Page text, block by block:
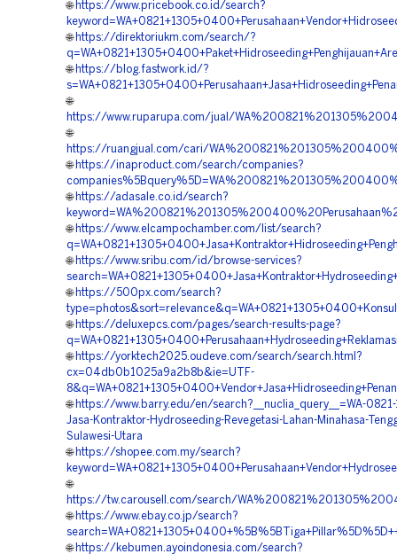
🌐 https://www.pricebook.co.id/search?
🌐 https://direktoriukm.com/search/?
🌐 https://blog.fastwork.id/?
🌐
https://www.ruparupa.com/jual/
🌐
https://ruangjual.com/cari/
🌐 https://inaproduct.com/search/companies?
🌐 https://adasale.co.id/search?
🌐 https://www.elcampochamber.com/list/search?
🌐 https://www.sribu.com/id/browse-services?
🌐 https://500px.com/search?
🌐 https://deluxepcs.com/pages/search-results-page?
🌐 https://yorktech2025.oudeve.com/search/search.html?
cx=04db0b1025a9a2b8b&ie=UTF-
🌐 https://www.barry.edu/en/search?__nuclia_query__=WA-
Jasa-Kontraktor-Hydroseeding-Revegetasi-Lahan-Minahasa-
Sulawesi-Utara
🌐 https://shopee.com.my/search?
🌐
https://tw.carousell.com/search/
🌐 https://www.ebay.co.jp/search?
🌐 https://kebumen.ayoindonesia.com/search?